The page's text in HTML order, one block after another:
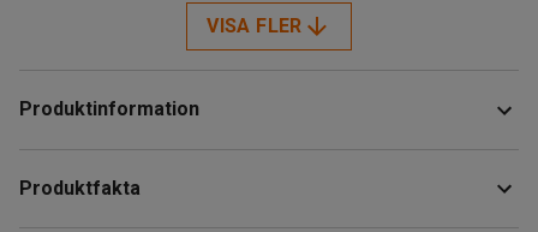
VISA FLER
Produktinformation
för verktyg, maskiner och andra redskap. Vagnen är
Produktfakta